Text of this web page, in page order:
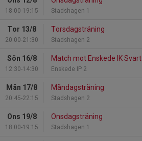
18:00-19:15 Stadshagen 1
Tor 13/8
20:00-21:30
Torsdagsträning
Stadshagen 2
Sön 16/8
12:30-14:30
Match mot Enskede IK Svart
Enskede IP 2
Mån 17/8
20:45-22:15
Måndagsträning
Stadshagen 2
Ons 19/8
18:00-19:15
Onsdagsträning
Stadshagen 1